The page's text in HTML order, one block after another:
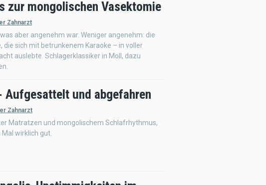
zur mongolischen Vasektomie
Zahnarzt
aber angenehm war. Weniger angenehm: die
die sich mit betrunkenem Karaoke – in voller
auslebte. Schlagerklassiker in Moll, dazu
Aufgesattelt und abgefahren
Zahnarzt
Matratzen und mongolischem Schlafrhythmus,
wirklich gut.